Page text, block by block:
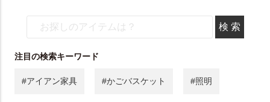
注目の検索キーワード
#アイアン家具 #かごバスケット #照明